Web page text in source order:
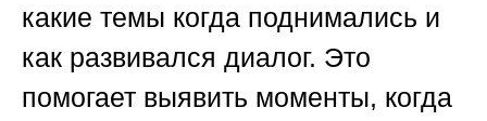
какие темы когда поднимались и
как развивался диалог. Это
помогает выявить моменты, когда